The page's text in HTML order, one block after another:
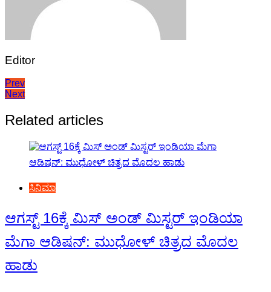
Editor
Post
navigation
Prev
Next
Related articles
ಸಿನಿಮಾ
ಆಗಸ್ಟ್ 16ಕ್ಕೆ ಮಿಸ್ ಅಂಡ್ ಮಿಸ್ಟರ್ ಇಂಡಿಯಾ
ಮೆಗಾ ಆಡಿಷನ್: ಮುಧೋಳ್ ಚಿತ್ರದ ಮೊದಲ
ಹಾಡು